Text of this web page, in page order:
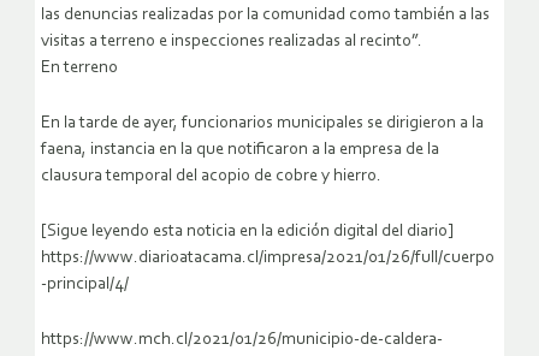
las denuncias realizadas por la comunidad como también a las
visitas a terreno e inspecciones realizadas al recinto”.
En terreno
En la tarde de ayer, funcionarios municipales se dirigieron a la
faena, instancia en la que notificaron a la empresa de la
clausura temporal del acopio de cobre y hierro.
[Sigue leyendo esta noticia en la edición digital del diario]
https://www.diarioatacama.cl/impresa/2021/01/26/full/cuerpo
-principal/4/
https://www.mch.cl/2021/01/26/municipio-de-caldera-